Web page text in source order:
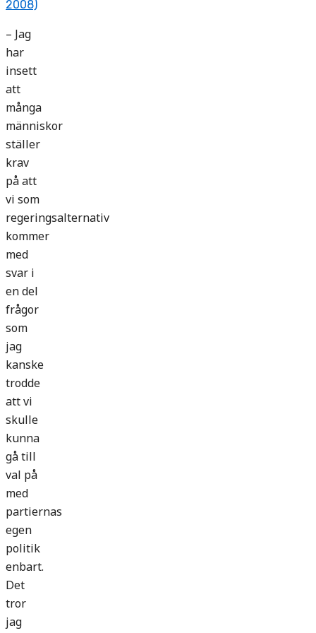
2008)
– Jag
har
insett
att
många
människor
ställer
krav
på att
vi som
regeringsalternativ
kommer
med
svar i
en del
frågor
som
jag
kanske
trodde
att vi
skulle
kunna
gå till
val på
med
partiernas
egen
politik
enbart.
Det
tror
jag